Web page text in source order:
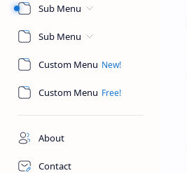
Sub Menu
Sub Menu
Custom Menu
Custom Menu
About
Contact